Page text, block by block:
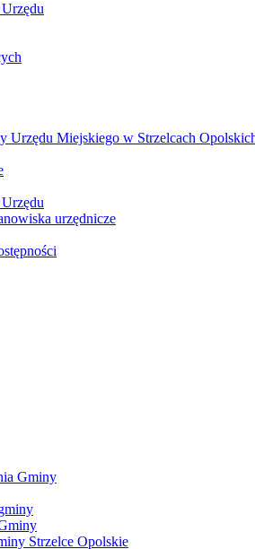
Urzędu Miejskiego w Strzelcach
urzędnicze
Gminy
Strzelce Opolskie